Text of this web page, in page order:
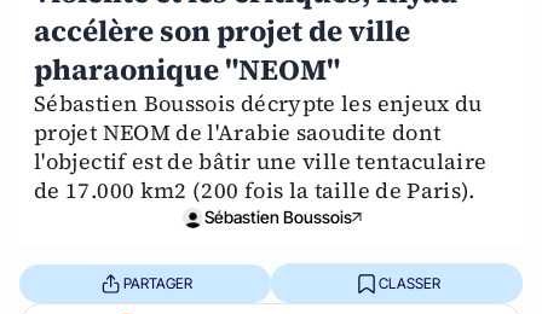
accélère son projet de ville
pharaonique "NEOM"
Sébastien Boussois décrypte les enjeux du
projet NEOM de l'Arabie saoudite dont
l'objectif est de bâtir une ville tentaculaire
de 17.000 km2 (200 fois la taille de Paris).
Sébastien Boussois
PARTAGER CLASSER